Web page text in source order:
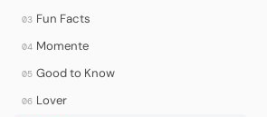
03 Fun Facts
04 Momente
05 Good to Know
06 Lover